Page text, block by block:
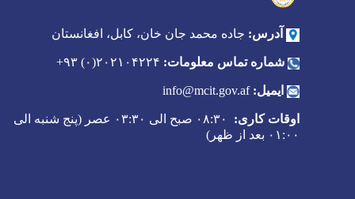
آدرس: جاده محمد جان خان، کابل، افغانستان
شماره تماس معلومات:
ایمیل:info@mcit.gov.af
اوقات کاری:
۰۸:۳۰ صبح الی ۰۳:۳۰ عصر (پنج شنبه الی
۰۱:۰۰ بعد از ظهر)